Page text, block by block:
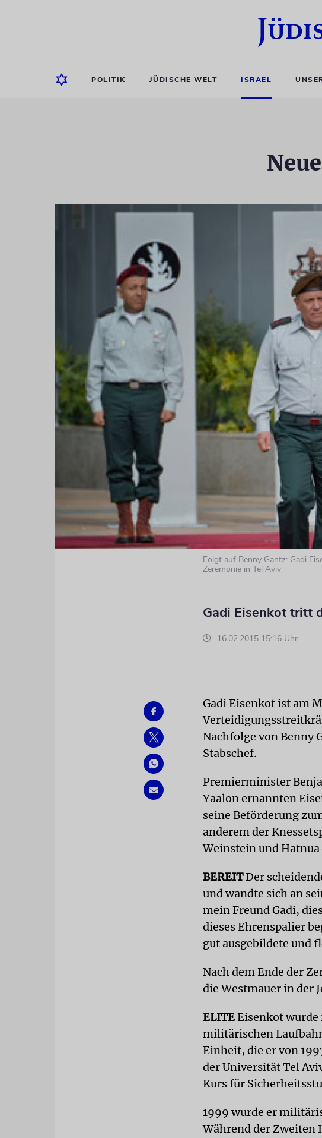
POLITIK JÜDISCHE WELT ISRAEL
Folgt auf Benny Gantz: Gadi
Zeremonie in Tel Aviv
Gadi Eisenkot tritt
16.02.2015 15:16 Uhr
Gadi Eisenkot ist am
Nachfolge von Benny
Stabschef.
Premierminister
Yaalon ernannten
seine Beförderung
anderem der
Weinstein und
BEREITDer
und wandte sich an
mein Freund Gadi,
dieses Ehrenspalier
gut ausgebildete und
Nach dem Ende der
die Westmauer in der
ELITEEisenkot wurde
militärischen
Einheit, die er von
der Universität Tel
Kurs für
1999 wurde er
Während der Zweiten